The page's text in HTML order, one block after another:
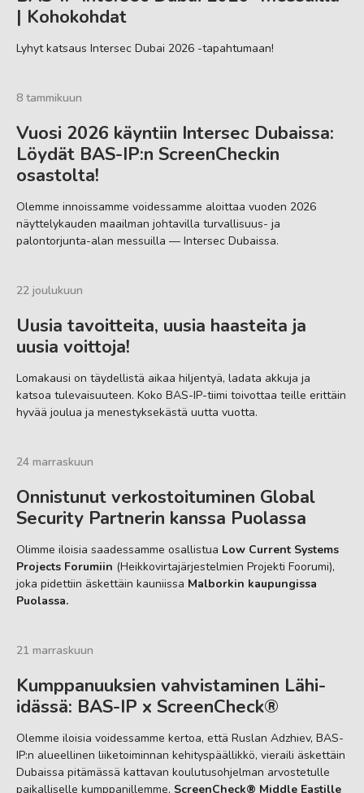
| Kohokohdat
Lyhyt katsaus Intersec Dubai 2026 -tapahtumaan!
8 tammikuun
Vuosi 2026 käyntiin Intersec Dubaissa:
Löydät BAS-IP:n ScreenCheckin
osastolta!
Olemme innoissamme voidessamme aloittaa vuoden 2026
näyttelykauden maailman johtavilla turvallisuus- ja
palontorjunta-alan messuilla — Intersec Dubaissa.
22 joulukuun
Uusia tavoitteita, uusia haasteita ja
uusia voittoja!
Lomakausi on täydellistä aikaa hiljentyä, ladata akkuja ja
katsoa tulevaisuuteen. Koko BAS-IP-tiimi toivottaa teille erittäin
hyvää joulua ja menestyksekästä uutta vuotta.
24 marraskuun
Onnistunut verkostoituminen Global
Security Partnerin kanssa Puolassa
Olimme iloisia saadessamme osallistua Low Current Systems
Projects Forumiin (Heikkovirtajärjestelmien Projekti Foorumi),
joka pidettiin äskettäin kauniissa Malborkin kaupungissa
Puolassa.
21 marraskuun
Kumppanuuksien vahvistaminen Lähi-
idässä: BAS-IP x ScreenCheck®
Olemme iloisia voidessamme kertoa, että Ruslan Adzhiev, BAS-
IP:n alueellinen liiketoiminnan kehityspäällikkö, vieraili äskettäin
Dubaissa pitämässä kattavan koulutusohjelman arvostetulle
paikalliselle kumppanillemme, ScreenCheck® Middle Eastille